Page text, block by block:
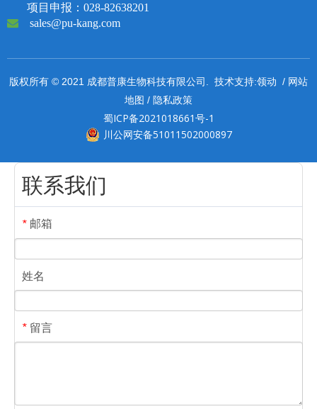
项目申报：028-82638201
 sales@pu-kang.com
版权所有 © 2021 成都普康生物科技有限公司. 技术支持:领动 / 网站
地图 / 隐私政策
蜀ICP备2021018661号-1
川公网安备51011502000897
联系我们
* 邮箱
姓名
* 留言